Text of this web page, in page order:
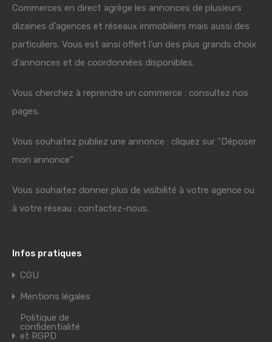
Commerces en direct agrège les annonces de plusieurs
dizaines d'agences et réseaux immobiliers mais aussi des
particuliers. Vous est ainsi offert l'un des plus grands choix
d'annonces et de coordonnées disponibles.
Vous cherchez à reprendre un commerce : consultez nos
pages.
Vous souhaitez publiez une annonce : cliquez sur "Déposer
mon annonce"
Vous souhaitez donner plus de visibilité à votre agence ou
à votre réseau : contactez-nous.
Infos pratiques
CGU
Mentions légales
Politique de
confidentialité
et RGPD